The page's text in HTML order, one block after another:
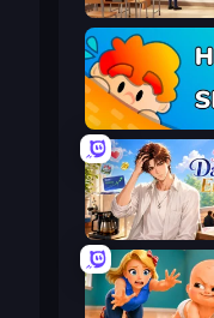
Hide N Seek
My Dating Empire